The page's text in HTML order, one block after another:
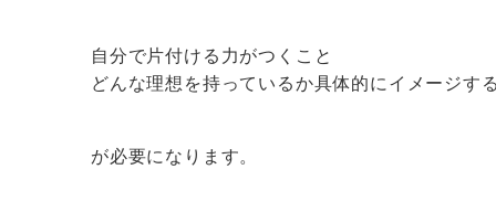
自分で片付ける力がつくこと
どんな理想を持っているか具体的にイメージす
が必要になります。